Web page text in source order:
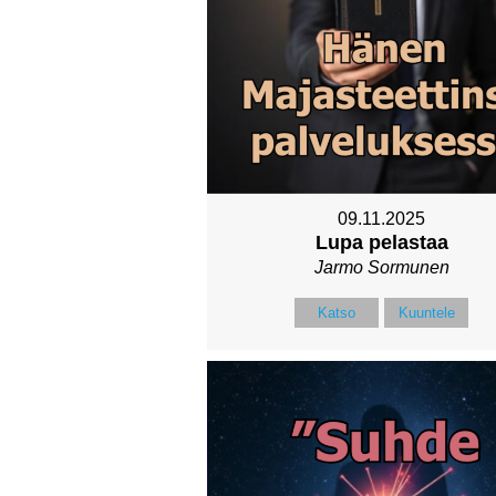
09.11.2025
Lupa pelastaa
Jarmo Sormunen
Katso Kuuntele